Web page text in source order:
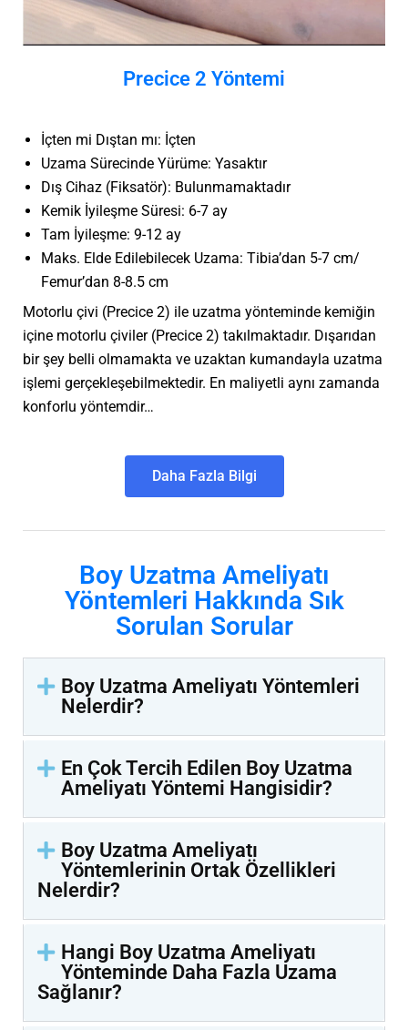
Precice 2 Yöntemi
İçten mi Dıştan mı: İçten
Uzama Sürecinde Yürüme: Yasaktır
Dış Cihaz (Fiksatör): Bulunmamaktadır
Kemik İyileşme Süresi: 6-7 ay
Tam İyileşme: 9-12 ay
Maks. Elde Edilebilecek Uzama: Tibia’dan 5-7 cm/
Femur’dan 8-8.5 cm
Motorlu çivi (Precice 2) ile uzatma yönteminde kemiğin
içine motorlu çiviler (Precice 2) takılmaktadır. Dışarıdan
bir şey belli olmamakta ve uzaktan kumandayla uzatma
işlemi gerçekleşebilmektedir. En maliyetli aynı zamanda
konforlu yöntemdir…
Daha Fazla Bilgi
Boy Uzatma Ameliyatı
Yöntemleri Hakkında Sık
Sorulan Sorular
Boy Uzatma Ameliyatı Yöntemleri
Nelerdir?
En Çok Tercih Edilen Boy Uzatma
Ameliyatı Yöntemi Hangisidir?
Boy Uzatma Ameliyatı
Yöntemlerinin Ortak Özellikleri
Nelerdir?
Hangi Boy Uzatma Ameliyatı
Yönteminde Daha Fazla Uzama
Sağlanır?